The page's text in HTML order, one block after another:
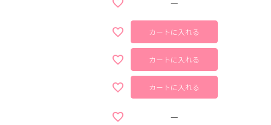
—
カートに入れる
カートに入れる
カートに入れる
—